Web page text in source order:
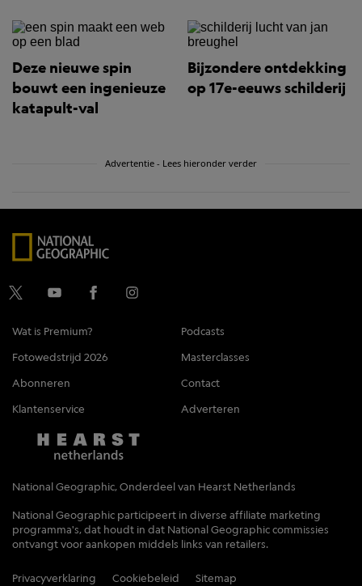
Deze nieuwe spin
bouwt een ingenieuze
katapult-val
Bijzondere ontdekking
op 17e-eeuws schilderij
Advertentie - Lees hieronder verder
Wat is Premium?
Podcasts
Fotowedstrijd 2026
Masterclasses
Abonneren
Contact
Klantenservice
Adverteren
National Geographic, Onderdeel van Hearst Netherlands
National Geographic participeert in diverse affiliate marketing
programma's, dat houdt in dat National Geographic commissies
ontvangt voor aankopen middels links van retailers.
Privacyverklaring Cookiebeleid Sitemap